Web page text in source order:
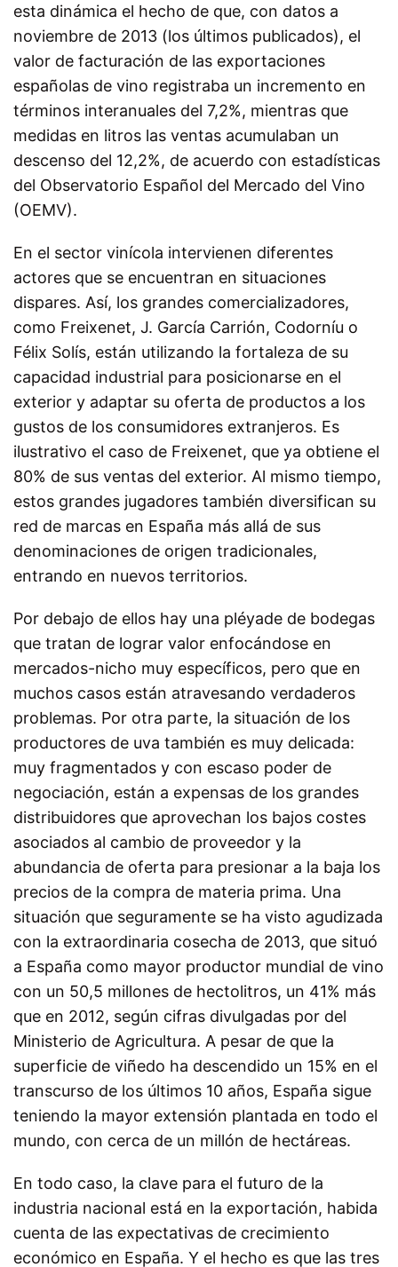
esta dinámica el hecho de que, con datos a
noviembre de 2013 (los últimos publicados), el
valor de facturación de las exportaciones
españolas de vino registraba un incremento en
términos interanuales del 7,2%, mientras que
medidas en litros las ventas acumulaban un
descenso del 12,2%, de acuerdo con estadísticas
del Observatorio Español del Mercado del Vino
(OEMV).
En el sector vinícola intervienen diferentes
actores que se encuentran en situaciones
dispares. Así, los grandes comercializadores,
como Freixenet, J. García Carrión, Codorníu o
Félix Solís, están utilizando la fortaleza de su
capacidad industrial para posicionarse en el
exterior y adaptar su oferta de productos a los
gustos de los consumidores extranjeros. Es
ilustrativo el caso de Freixenet, que ya obtiene el
80% de sus ventas del exterior. Al mismo tiempo,
estos grandes jugadores también diversifican su
red de marcas en España más allá de sus
denominaciones de origen tradicionales,
entrando en nuevos territorios.
Por debajo de ellos hay una pléyade de bodegas
que tratan de lograr valor enfocándose en
mercados-nicho muy específicos, pero que en
muchos casos están atravesando verdaderos
problemas. Por otra parte, la situación de los
productores de uva también es muy delicada:
muy fragmentados y con escaso poder de
negociación, están a expensas de los grandes
distribuidores que aprovechan los bajos costes
asociados al cambio de proveedor y la
abundancia de oferta para presionar a la baja los
precios de la compra de materia prima. Una
situación que seguramente se ha visto agudizada
con la extraordinaria cosecha de 2013, que situó
a España como mayor productor mundial de vino
con un 50,5 millones de hectolitros, un 41% más
que en 2012, según cifras divulgadas por del
Ministerio de Agricultura. A pesar de que la
superficie de viñedo ha descendido un 15% en el
transcurso de los últimos 10 años, España sigue
teniendo la mayor extensión plantada en todo el
mundo, con cerca de un millón de hectáreas.
En todo caso, la clave para el futuro de la
industria nacional está en la exportación, habida
cuenta de las expectativas de crecimiento
económico en España. Y el hecho es que las tres